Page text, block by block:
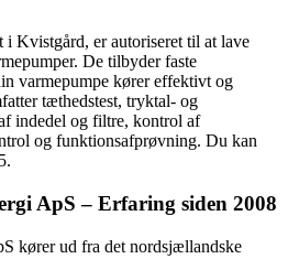
Kvistgård, er autoriseret til at lave
De tilbyder faste
varmepumpe kører effektivt og
tæthedstest, tryktal- og
indedel og filtre, kontrol af
og funktionsafprøvning. Du kan
ApS – Erfaring siden 2008
kører ud fra det nordsjællandske